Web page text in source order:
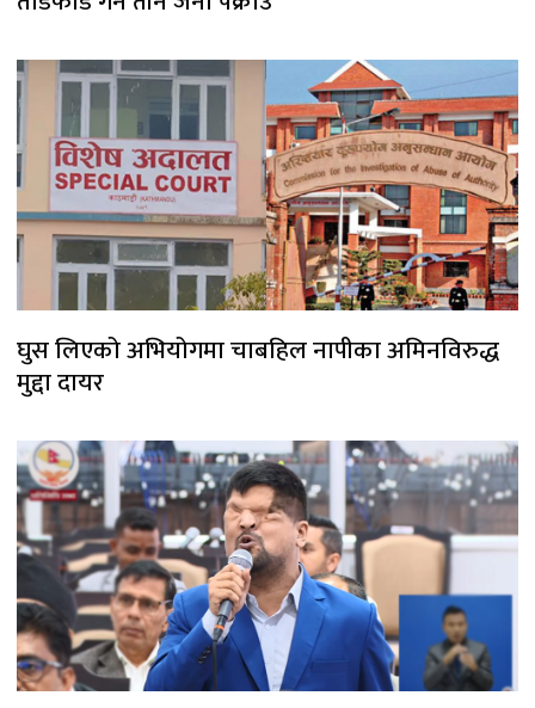
घुस लिएको अभियोगमा चाबहिल नापीका अमिनविरुद्ध
मुद्दा दायर